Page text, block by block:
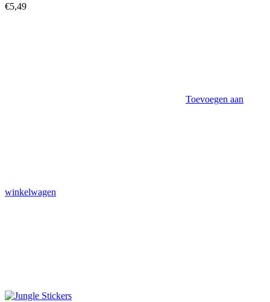
€5,49
Toevoegen aan
winkelwagen